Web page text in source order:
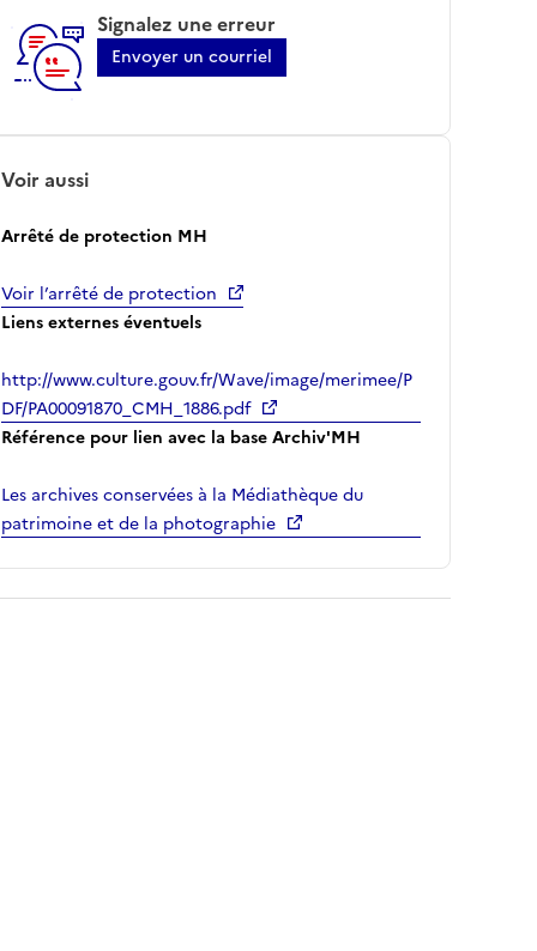
Signalez une erreur
Envoyer un courriel
Voir aussi
Arrêté de protection MH
Voir l’arrêté de protection
Liens externes éventuels
http://www.culture.gouv.fr/Wave/image/merimee/P
DF/PA00091870_CMH_1886.pdf
Référence pour lien avec la base Archiv'MH
Les archives conservées à la Médiathèque du
patrimoine et de la photographie